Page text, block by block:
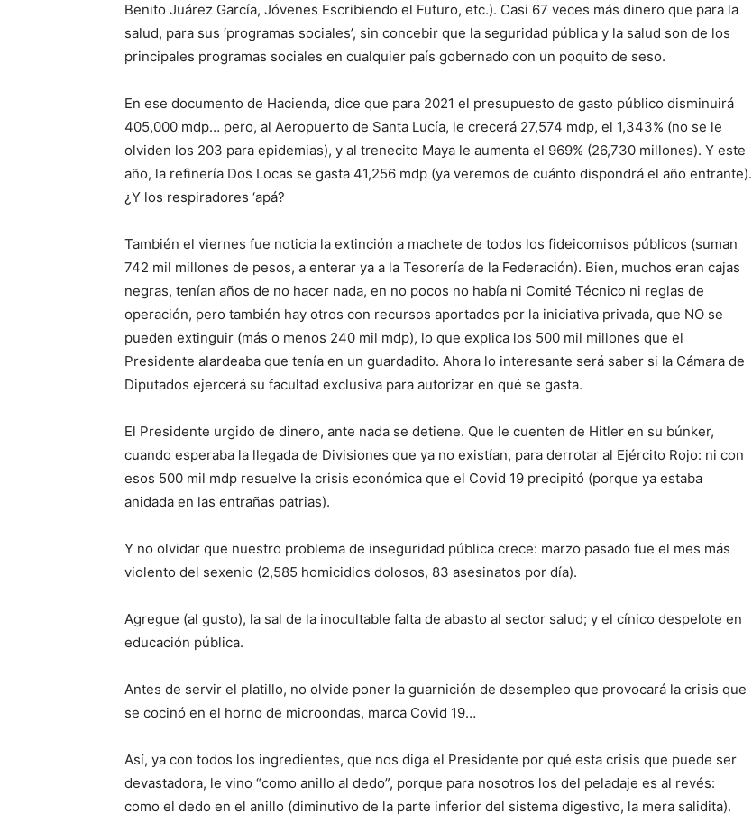
Benito Juárez García, Jóvenes Escribiendo el Futuro, etc.). Casi 67 veces más dinero que para la
salud, para sus ‘programas sociales’, sin concebir que la seguridad pública y la salud son de los
principales programas sociales en cualquier país gobernado con un poquito de seso.
En ese documento de Hacienda, dice que para 2021 el presupuesto de gasto público disminuirá
405,000 mdp… pero, al Aeropuerto de Santa Lucía, le crecerá 27,574 mdp, el 1,343% (no se le
olviden los 203 para epidemias), y al trenecito Maya le aumenta el 969% (26,730 millones). Y este
año, la refinería Dos Locas se gasta 41,256 mdp (ya veremos de cuánto dispondrá el año entrante).
¿Y los respiradores ‘apá?
También el viernes fue noticia la extinción a machete de todos los fideicomisos públicos (suman
742 mil millones de pesos, a enterar ya a la Tesorería de la Federación). Bien, muchos eran cajas
negras, tenían años de no hacer nada, en no pocos no había ni Comité Técnico ni reglas de
operación, pero también hay otros con recursos aportados por la iniciativa privada, que NO se
pueden extinguir (más o menos 240 mil mdp), lo que explica los 500 mil millones que el
Presidente alardeaba que tenía en un guardadito. Ahora lo interesante será saber si la Cámara de
Diputados ejercerá su facultad exclusiva para autorizar en qué se gasta.
El Presidente urgido de dinero, ante nada se detiene. Que le cuenten de Hitler en su búnker,
cuando esperaba la llegada de Divisiones que ya no existían, para derrotar al Ejército Rojo: ni con
esos 500 mil mdp resuelve la crisis económica que el Covid 19 precipitó (porque ya estaba
anidada en las entrañas patrias).
Y no olvidar que nuestro problema de inseguridad pública crece: marzo pasado fue el mes más
violento del sexenio (2,585 homicidios dolosos, 83 asesinatos por día).
Agregue (al gusto), la sal de la inocultable falta de abasto al sector salud; y el cínico despelote en
educación pública.
Antes de servir el platillo, no olvide poner la guarnición de desempleo que provocará la crisis que
se cocinó en el horno de microondas, marca Covid 19…
Así, ya con todos los ingredientes, que nos diga el Presidente por qué esta crisis que puede ser
devastadora, le vino “como anillo al dedo”, porque para nosotros los del peladaje es al revés:
como el dedo en el anillo (diminutivo de la parte inferior del sistema digestivo, la mera salidita).